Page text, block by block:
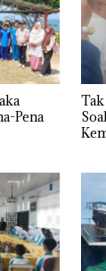
Pena